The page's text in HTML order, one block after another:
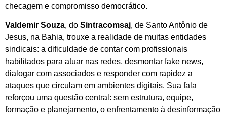
checagem e compromisso democrático.
Valdemir Souza, do Sintracomsaj, de Santo Antônio de
Jesus, na Bahia, trouxe a realidade de muitas entidades
sindicais: a dificuldade de contar com profissionais
habilitados para atuar nas redes, desmontar fake news,
dialogar com associados e responder com rapidez a
ataques que circulam em ambientes digitais. Sua fala
reforçou uma questão central: sem estrutura, equipe,
formação e planejamento, o enfrentamento à desinformação